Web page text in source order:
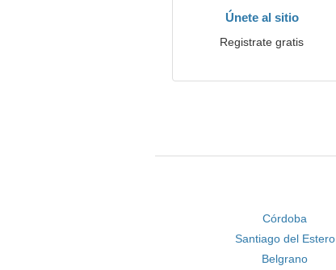
Únete al sitio
Registrate gratis
Córdoba
Santiago del Estero
Belgrano